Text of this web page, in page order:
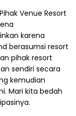
Venue Resort
karena
berasumsi resort
pihak resort
sendiri secara
kemudian
Mari kita bedah